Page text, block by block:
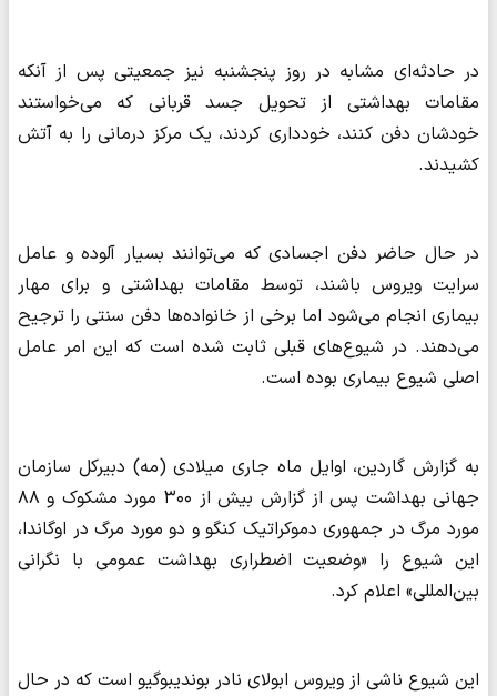
در حادثه‌ای مشابه در روز پنجشنبه نیز جمعیتی پس از آنکه
مقامات بهداشتی از تحویل جسد قربانی که می‌خواستند
خودشان دفن کنند، خودداری کردند، یک مرکز درمانی را به آتش
کشیدند.
در حال حاضر دفن اجسادی که می‌توانند بسیار آلوده و عامل
سرایت ویروس باشند، توسط مقامات بهداشتی و برای مهار
بیماری انجام می‌شود اما برخی از خانواده‌ها دفن سنتی را ترجیح
می‌دهند. در شیوع‌های قبلی ثابت شده است که این امر عامل
اصلی شیوع بیماری بوده است.
به گزارش گاردین، اوایل ماه جاری میلادی (مه) دبیرکل سازمان
جهانی بهداشت پس از گزارش بیش از ۳۰۰ مورد مشکوک و ۸۸
مورد مرگ در جمهوری دموکراتیک کنگو و دو مورد مرگ در اوگاندا،
این شیوع را «وضعیت اضطراری بهداشت عمومی با نگرانی
بین‌المللی» اعلام کرد.
این شیوع ناشی از ویروس ابولای نادر بوندیبوگیو است که در حال